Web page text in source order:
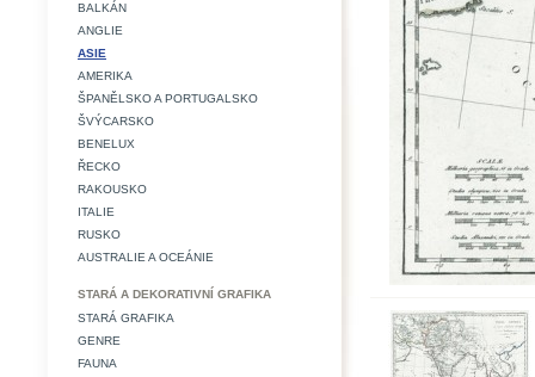
BALKÁN
ANGLIE
ASIE
AMERIKA
ŠPANĚLSKO A PORTUGALSKO
ŠVÝCARSKO
BENELUX
ŘECKO
RAKOUSKO
ITALIE
RUSKO
AUSTRALIE A OCEÁNIE
STARÁ A DEKORATIVNÍ GRAFIKA
STARÁ GRAFIKA
GENRE
FAUNA